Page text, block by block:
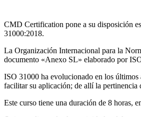
CMD Certification pone a su disposición
31000:2018.
La Organización Internacional para la
documento «Anexo SL» elaborado por
ISO 31000 ha evolucionado en los últimos
facilitar su aplicación; de allí la pertinencia
Este curso tiene una duración de 8 horas,